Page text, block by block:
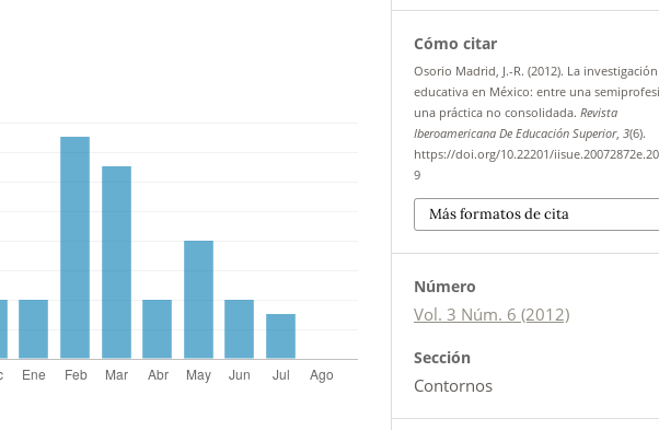
Cómo citar
Osorio Madrid, J.-R. (2012). La investigación
educativa en México: entre una
una práctica no consolidada.Revista
Iberoamericana De Educación Superior,3(6).
https://doi.org/10.22201/
9
Más formatos de cita
Número
Vol. 3 Núm. 6 (2012)
Sección
Contornos